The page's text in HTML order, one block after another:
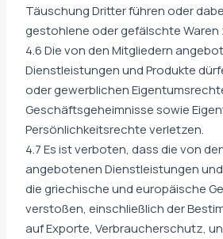
Täuschung Dritter führen oder
gestohlene oder gefälschte Waren
4.6 Die von den Mitgliedern
Dienstleistungen und Produkte
oder gewerblichen
Geschäftsgeheimnisse sowie
Persönlichkeitsrechte verletzen.
4.7 Es ist verboten, dass die von
angebotenen Dienstleistungen
die griechische und europäische
verstoßen, einschließlich der
auf Exporte, Verbraucherschutz,